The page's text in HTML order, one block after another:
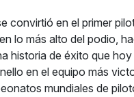
convirtió en el primer
lo más alto del podio,
historia de éxito que
en el equipo más
mundiales de